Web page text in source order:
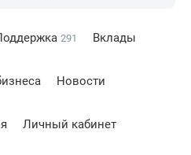
291 Вклады
Новости
Личный кабинет